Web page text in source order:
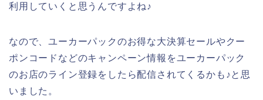
利用していくと思うんですよね♪
なので、ユーカーパックのお得な大決算セールやクー
ポンコードなどのキャンペーン情報をユーカーパック
のお店のライン登録をしたら配信されてくるかも♪と思
いました。